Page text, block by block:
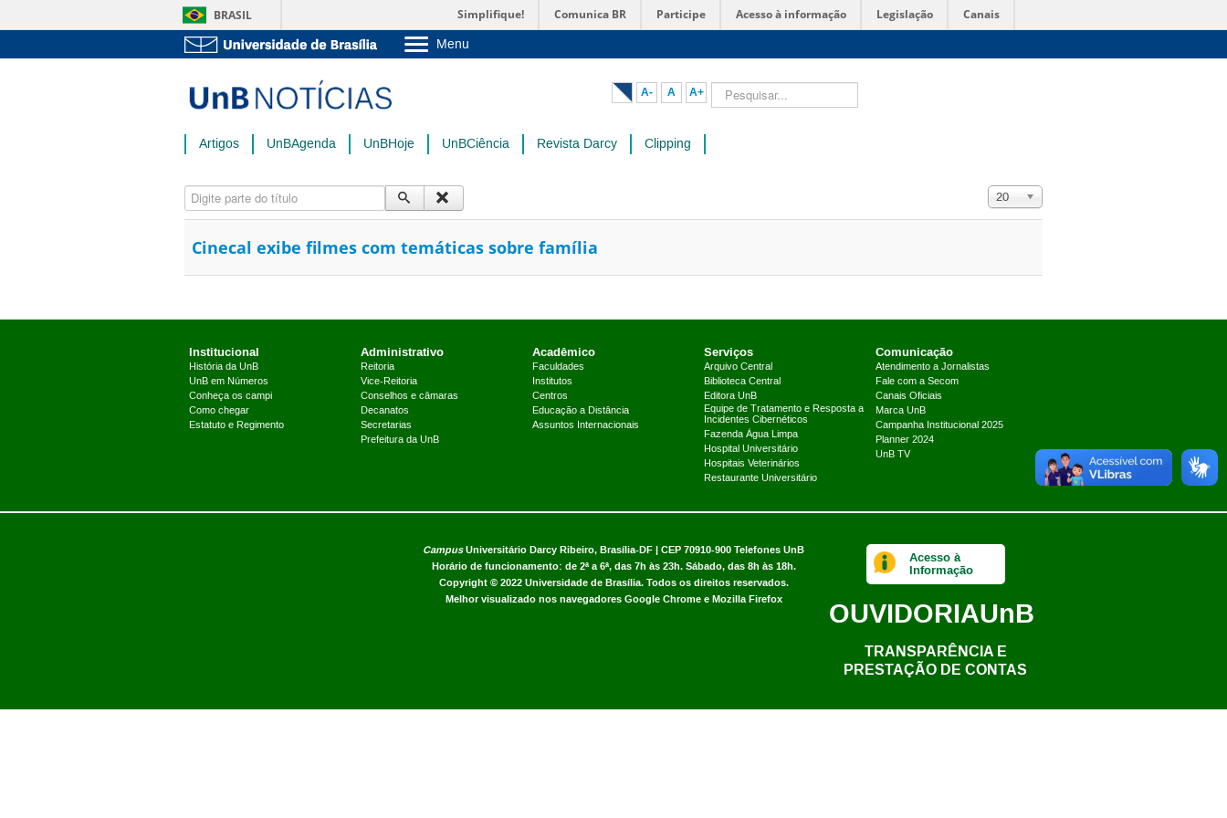
BRASIL Simplifique! Comunica BR Participe Acesso à informação Legislação Canais
Menu
Pós-Graduação
Administração
A- A A+ Pesquisar...
Artigos UnBAgenda UnBHoje UnBCiência Revista Darcy Clipping
Digite parte do título Exibir #
20
Cinecal exibe filmes com temáticas sobre família
Institucional
História da UnB
UnB em Números
Conheça os campi
Como chegar
Estatuto e Regimento
Administrativo
Reitoria
Vice-Reitoria
Conselhos e câmaras
Decanatos
Secretarias
Prefeitura da UnB
Acadêmico
Faculdades
Institutos
Centros
Educação a Distância
Assuntos Internacionais
Serviços
Arquivo Central
Biblioteca Central
Editora UnB
Equipe de Tratamento e Resposta a
Incidentes Cibernéticos
Fazenda Água Limpa
Hospital Universitário
Hospitais Veterinários
Restaurante Universitário
Comunicação
Atendimento a Jornalistas
Fale com a Secom
Canais Oficiais
Marca UnB
Campanha Institucional 2025
Planner 2024
UnB TV
CampusUniversitário Darcy Ribeiro, Brasília-DF | CEP 70910-900 Telefones UnB
Horário de funcionamento: de 2ª a 6ª, das 7h às 23h. Sábado, das 8h às 18h.
Copyright © 2022 Universidade de Brasília. Todos os direitos reservados.
Melhor visualizado nos navegadores Google Chrome e Mozilla Firefox
Acesso à
Informação
OUVIDORIAUnB
TRANSPARÊNCIA E
PRESTAÇÃO DE CONTAS